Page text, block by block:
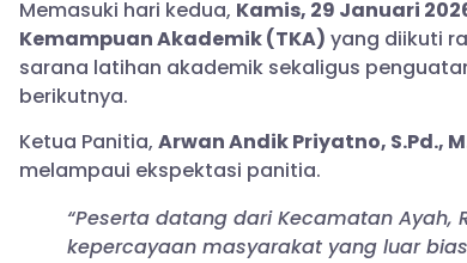
Memasuki hari kedua, Kamis, 29 Januari
Kemampuan Akademik (TKA) yang diikuti
sarana latihan akademik sekaligus
berikutnya.
Ketua Panitia, Arwan Andik Priyatno, S.Pd.,
melampaui ekspektasi panitia.
“Peserta datang dari Kecamatan Ayah,
kepercayaan masyarakat yang luar